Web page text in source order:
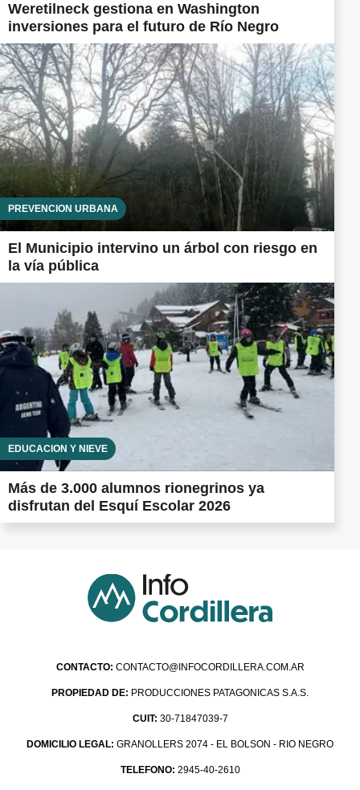
Weretilneck gestiona en Washington
inversiones para el futuro de Río Negro
PREVENCIÓN URBANA
El Municipio intervino un árbol con riesgo en
la vía pública
EDUCACIÓN Y NIEVE
Más de 3.000 alumnos rionegrinos ya
disfrutan del Esquí Escolar 2026
CONTACTO: CONTACTO@INFOCORDILLERA.COM.AR
PROPIEDAD DE: PRODUCCIONES PATAGONICAS S.A.S.
CUIT: 30-71847039-7
DOMICILIO LEGAL: GRANOLLERS 2074 - EL BOLSON - RIO NEGRO
TELEFONO: 2945-40-2610